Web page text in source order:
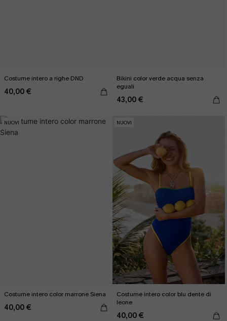
Costume intero a righe DND
40,00 €
Bikini color verde acqua senza
eguali
43,00 €
NUOVI
Costume intero color marrone Siena
40,00 €
NUOVI
Costume intero color blu dente di
leone
40,00 €